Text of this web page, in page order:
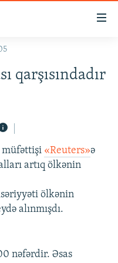
qarşısındadır
müfəttişi «Reuters»ə
artıq ölkənin
ölkənin
alınmışdı.
nəfərdir. Əsas